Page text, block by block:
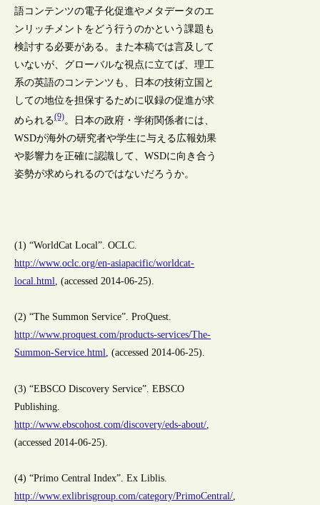
語コンテンツの電子化促進やメタデータのエ
ンリッチメントをどう行うのかという課題も
検討する必要がある。また本稿では言及して
いないが、グローバルな視点に立てば、理工
系の英語のコンテンツも、日本の技術立国と
しての地位を担保するために収録の促進が求
められる(9)。日本の政府・学術関係者には、
WSDが海外の研究者や学生に与える広報効果
や影響力を正確に認識して、WSDに向き合う
姿勢が求められるのではないだろうか。
(1) “WorldCat Local”. OCLC.
http://www.oclc.org/en-asiapacific/worldcat-
local.html, (accessed 2014-06-25).
(2) “The Summon Service”. ProQuest.
http://www.proquest.com/products-services/The-
Summon-Service.html, (accessed 2014-06-25).
(3) “EBSCO Discovery Service”. EBSCO
Publishing.
http://www.ebscohost.com/discovery/eds-about/
(accessed 2014-06-25).
(4) “Primo Central Index”. Ex Liblis.
http://www.exlibrisgroup.com/category/PrimoCentral/